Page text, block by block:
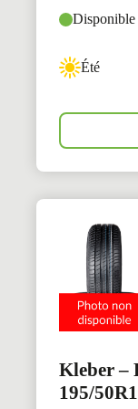
Disponible
Été
Kleber –
195/